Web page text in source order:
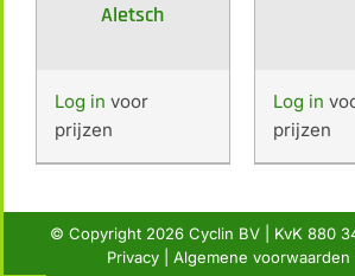
Aletsch
Log in voor
prijzen
Log in
prijzen
© Copyright 2026 Cyclin BV | KvK 880
Privacy
Algemene voorwaarden